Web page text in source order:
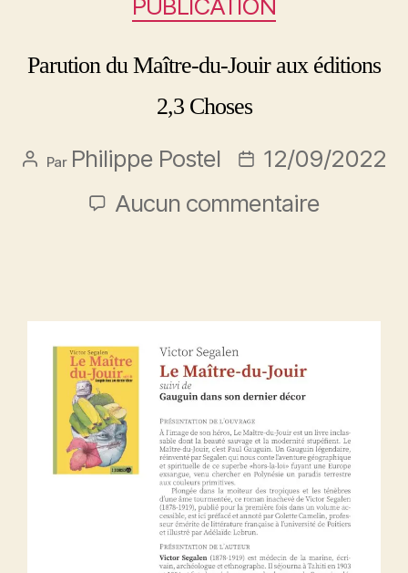
Parution du Maître-du-Jouir aux éditions
2,3 Choses
Par Philippe Postel
12/09/2022
Aucun commentaire